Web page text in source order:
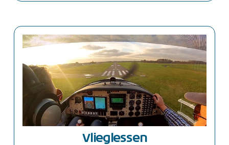
Vlieglessen